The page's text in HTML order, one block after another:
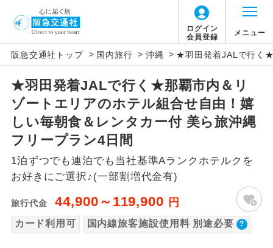
ログイン
会員登録
メニュー
阪急交通社トップ > 国内旅行 > 沖縄 > ★羽田発着JALで行く★
★羽田発着JALで行く★那覇市内＆リ
ゾートエリアのホテル組合せ自由！嬉
しい毎朝食＆レンタカー付 美ら旅沖縄
フリープラン4日間
1泊ずつでも連泊でも当社基準Aランクホテルクを
お好きにご選択♪(一部割増代金有)
旅行代金 44,900～119,900 円
カード利用可 国内線旅客施設使用料 別途必要
【国内旅客施設使用料について】
旅行代金に国内旅客施設使用料は含まれてお
りません。別途お支払いが必要となります。
羽田往復：大人900円、子供440円
那覇往復：大人480円、子供240円
アイコン 説明
添乗員同行
往路出発空港（駅）から復路到着空港
（駅）まで同行します。
現地添乗員同
行
現地到着空港（駅）から最終日出発空港
（駅）まで添乗員が同行します。
バスガイド乗
バスガイドが乗務し、車内での観光案内
新コース 初登場のコースです。